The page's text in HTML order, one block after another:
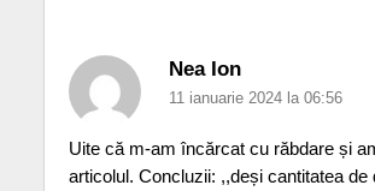
Nea Ion
11 ianuarie 2024 la 06:56
Uite că m-am încărcat cu răbdare și
articolul. Concluzii: ,,deși cantitatea de